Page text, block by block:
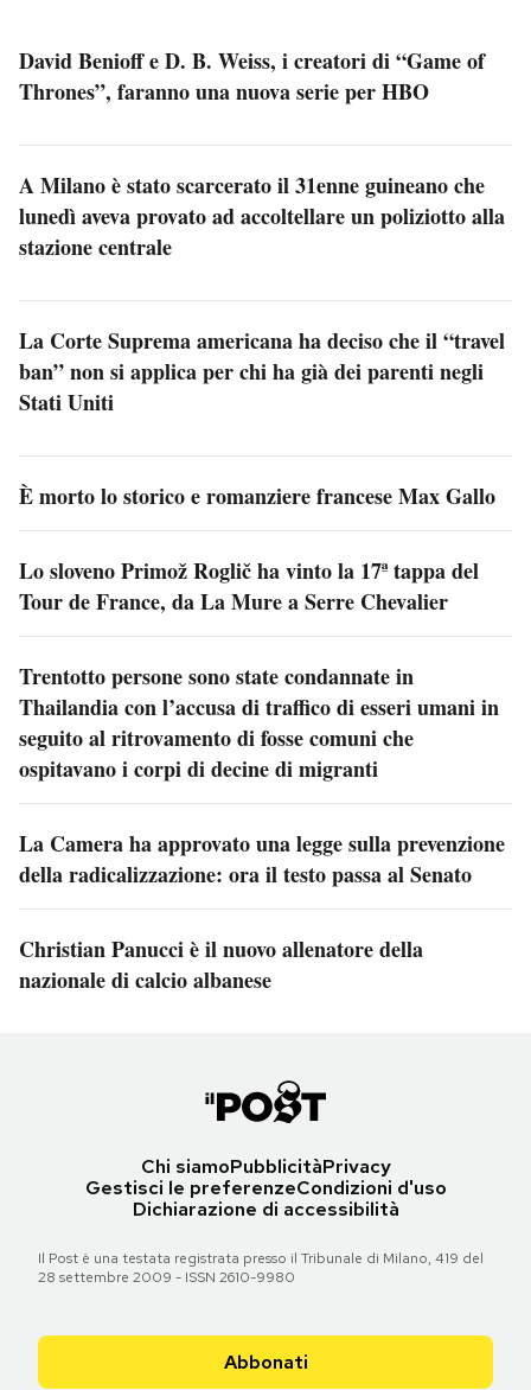
David Benioff e D. B. Weiss, i creatori di “Game of
Thrones”, faranno una nuova serie per HBO
A Milano è stato scarcerato il 31enne guineano che
lunedì aveva provato ad accoltellare un poliziotto alla
stazione centrale
La Corte Suprema americana ha deciso che il “travel
ban” non si applica per chi ha già dei parenti negli
Stati Uniti
È morto lo storico e romanziere francese Max Gallo
Lo sloveno Primož Roglič ha vinto la 17ª tappa del
Tour de France, da La Mure a Serre Chevalier
Trentotto persone sono state condannate in
Thailandia con l’accusa di traffico di esseri umani in
seguito al ritrovamento di fosse comuni che
ospitavano i corpi di decine di migranti
La Camera ha approvato una legge sulla prevenzione
della radicalizzazione: ora il testo passa al Senato
Christian Panucci è il nuovo allenatore della
nazionale di calcio albanese
Chi siamoPubblicitàPrivacy
Gestisci le preferenzeCondizioni d'uso
Dichiarazione di accessibilità
Il Post è una testata registrata presso il Tribunale di Milano, 419 del
28 settembre 2009 - ISSN 2610-9980
Abbonati